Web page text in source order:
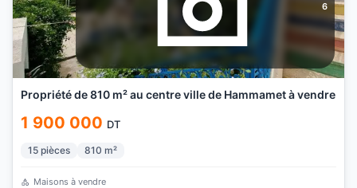
6
Propriété de 810 m² au centre ville de Hammamet à vendre
1 900 000 DT
15 pièces 810 m²
Maisons à vendre